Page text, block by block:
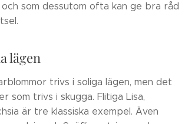
som dessutom ofta kan ge bra råd
lägen
trivs i soliga lägen, men det
som trivs i skugga. Flitiga Lisa,
är tre klassiska exempel. Även